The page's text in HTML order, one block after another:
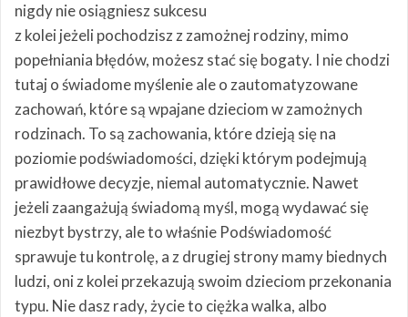
nigdy nie osiągniesz sukcesu
z kolei jeżeli pochodzisz z zamożnej rodziny, mimo
popełniania błędów, możesz stać się bogaty. I nie chodzi
tutaj o świadome myślenie ale o zautomatyzowane
zachowań, które są wpajane dzieciom w zamożnych
rodzinach. To są zachowania, które dzieją się na
poziomie podświadomości, dzięki którym podejmują
prawidłowe decyzje, niemal automatycznie. Nawet
jeżeli zaangażują świadomą myśl, mogą wydawać się
niezbyt bystrzy, ale to właśnie Podświadomość
sprawuje tu kontrolę, a z drugiej strony mamy biednych
ludzi, oni z kolei przekazują swoim dzieciom przekonania
typu. Nie dasz rady, życie to ciężka walka, albo